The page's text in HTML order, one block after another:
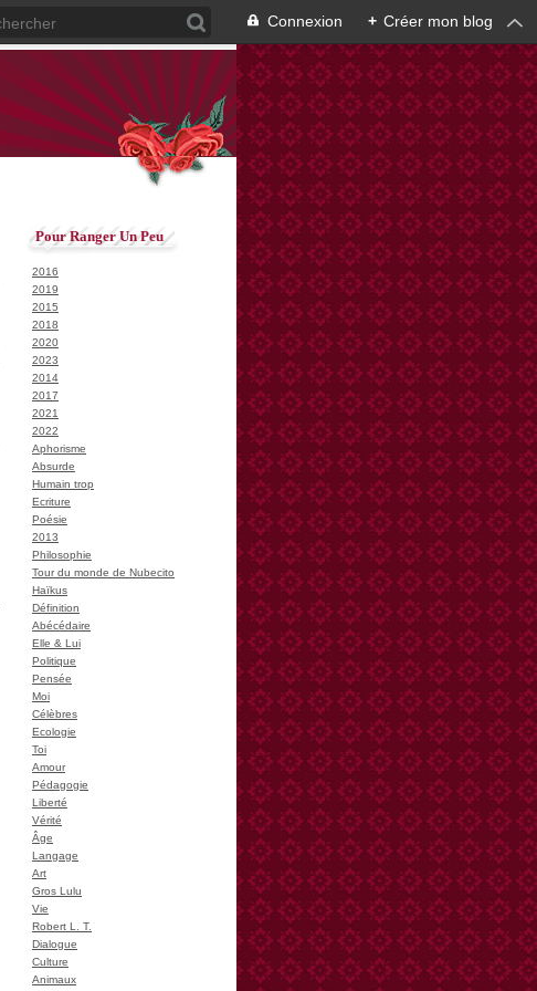
Connexion + Créer mon blog
Pour Ranger Un Peu
2016
2019
2015
2018
2020
2023
2014
2017
2021
2022
Aphorisme
Absurde
Humain trop
Ecriture
Poésie
2013
Philosophie
Tour du monde de Nubecito
Haïkus
Définition
Abécédaire
Elle & Lui
Politique
Pensée
Moi
Célèbres
Ecologie
Toi
Amour
Pédagogie
Liberté
Vérité
Âge
Langage
Art
Gros Lulu
Vie
Robert L. T.
Dialogue
Culture
Animaux